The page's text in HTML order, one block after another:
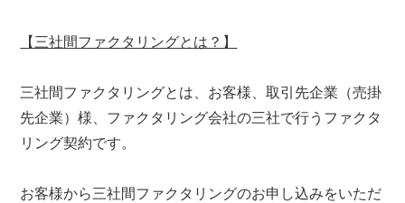
【三社間ファクタリングとは？】
三社間ファクタリングとは、お客様、取引先企業（売掛
先企業）様、ファクタリング会社の三社で行うファクタ
リング契約です。
お客様から三社間ファクタリングのお申し込みをいただ